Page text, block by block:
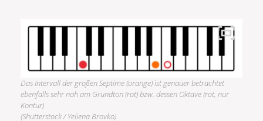
Das Intervall der großen Septime (orange) ist genauer betrachtet
ebenfalls sehr nah am Grundton (rot) bzw. dessen Oktave (rot, nur
Kontur)
(Shutterstock / Yeliena Brovko)